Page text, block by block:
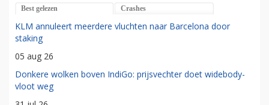
Best gelezen Crashes
KLM annuleert meerdere vluchten naar Barcelona door
staking
05 aug 26
Donkere wolken boven IndiGo: prijsvechter doet widebody-
vloot weg